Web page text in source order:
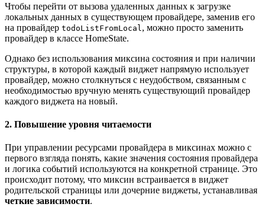
Чтобы перейти от вызова удаленных данных к загрузке
локальных данных в существующем провайдере, заменив его
на провайдер todoListFromLocal , можно просто заменить
провайдер в классе HomeState.
Однако без использования миксина состояния и при наличии
структуры, в которой каждый виджет напрямую использует
провайдер, можно столкнуться с неудобством, связанным с
необходимостью вручную менять существующий провайдер
каждого виджета на новый.
2. Повышение уровня читаемости
При управлении ресурсами провайдера в миксинах можно с
первого взгляда понять, какие значения состояния провайдера
и логика событий используются на конкретной странице. Это
происходит потому, что миксин встраивается в виджет
родительской страницы или дочерние виджеты, устанавливая
четкие зависимости.